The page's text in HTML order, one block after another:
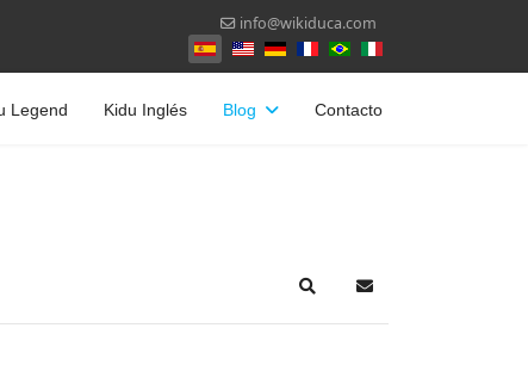
info@wikiduca.com
Seleccione su idioma
Legend Kidu Inglés Blog Contacto
SearchSuscribirse a las